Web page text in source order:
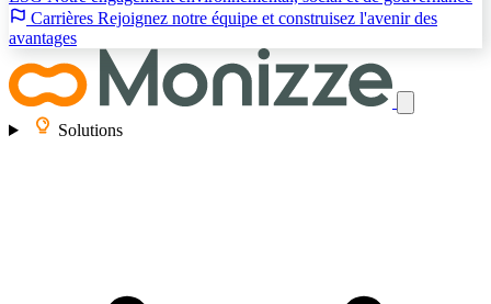
Carrières Rejoignez notre équipe et construisez l'avenir des
avantages
Solutions